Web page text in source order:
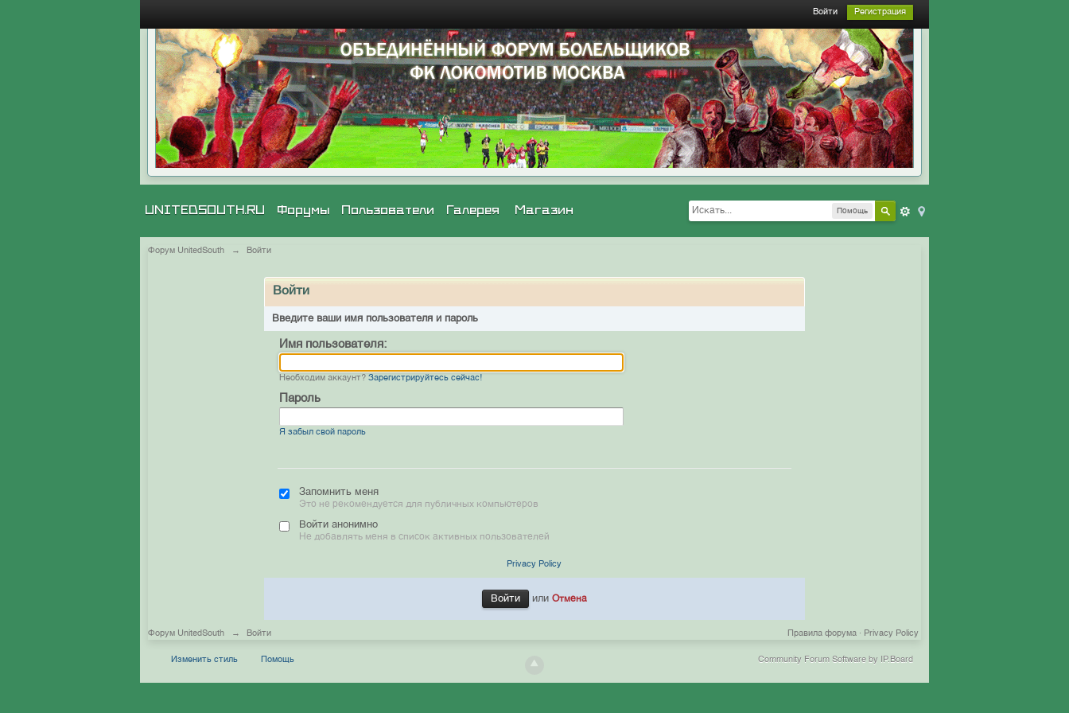
Войти Регистрация
Помощь
UNITEDSOUTH.RU Галерея Магазин
Форумы Пользователи
Форум UnitedSouth → Войти
Войти
Введите ваши имя пользователя и пароль
Имя пользователя:
Необходим аккаунт? Зарегистрируйтесь сейчас!
Пароль
Я забыл свой пароль
Запомнить меня
Это не рекомендуется для публичных компьютеров
Войти анонимно
Не добавлять меня в список активных пользователей
Privacy Policy
или Отмена
Форум UnitedSouth → Войти Privacy Policy
Правила форума ·
Изменить стиль Помощь Community Forum Software by IP.Board